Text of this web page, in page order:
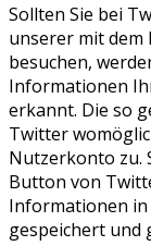
Sollten Sie bei
unserer mit
besuchen,
Informationen
erkannt. Die so
Twitter
Nutzerkonto zu.
Button von
Informationen
gespeichert und